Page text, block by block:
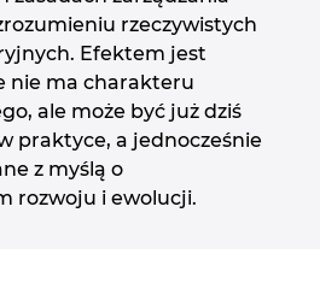
rzeczywistych
Efektem jest
nie ma charakteru
ale może być już dziś
praktyce, a jednocześnie
z myślą o
rozwoju i ewolucji.